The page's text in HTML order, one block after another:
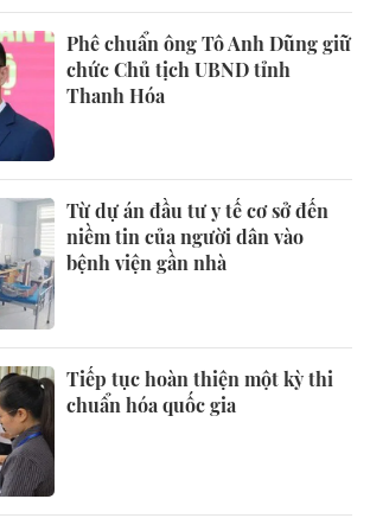
Phê chuẩn ông Tô Anh Dũng giữ
chức Chủ tịch UBND tỉnh
Thanh Hóa
Từ dự án đầu tư y tế cơ sở đến
niềm tin của người dân vào
bệnh viện gần nhà
Tiếp tục hoàn thiện một kỳ thi
chuẩn hóa quốc gia